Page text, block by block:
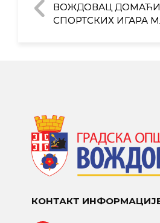
ВОЖДОВАЦ
СПОРТСКИХ ИГАРА
КОНТАКТ